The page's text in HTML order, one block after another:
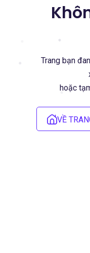
Trang bạn
hoặc
VỀ